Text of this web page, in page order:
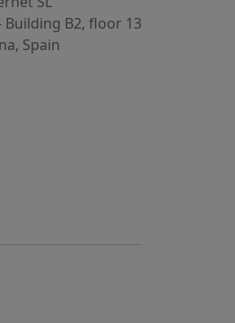
Building B2, floor 13
Spain
separador
num novo separador